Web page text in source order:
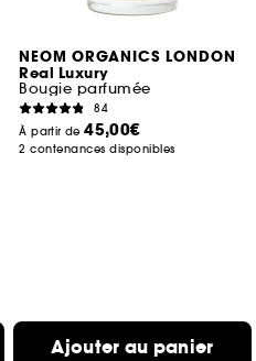
NEOM ORGANICS LONDON
Real Luxury
Bougie parfumée
84
À partir de45,00€
2 contenances disponibles
Ajouter au panier